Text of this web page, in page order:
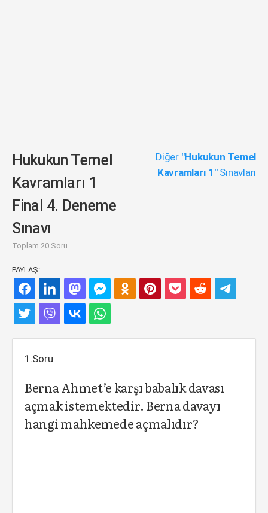
Hukukun Temel
Kavramları 1
Final 4. Deneme
Sınavı
Toplam 20 Soru
Diğer "Hukukun Temel
Kavramları 1"Sınavları
PAYLAŞ:
1.Soru
Berna Ahmet’e karşı babalık davası
açmak istemektedir. Berna davayı
hangi mahkemede açmalıdır?